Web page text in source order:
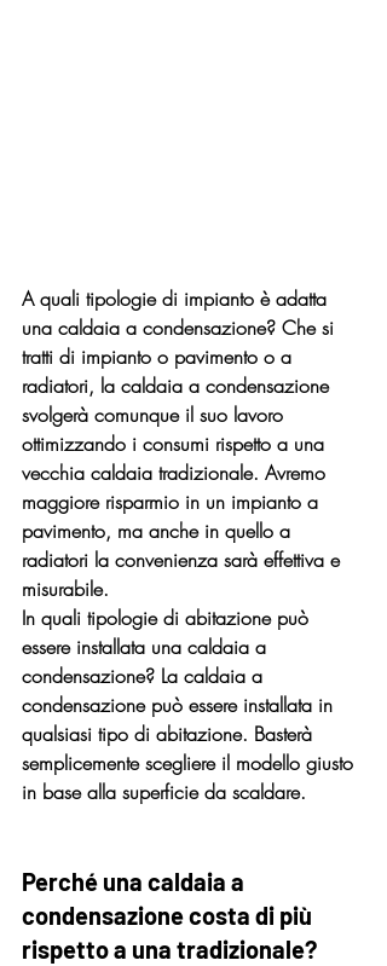
A quali tipologie di impianto è adatta
una caldaia a condensazione? Che si
tratti di impianto o pavimento o a
radiatori, la caldaia a condensazione
svolgerà comunque il suo lavoro
ottimizzando i consumi rispetto a una
vecchia caldaia tradizionale. Avremo
maggiore risparmio in un impianto a
pavimento, ma anche in quello a
radiatori la convenienza sarà effettiva e
misurabile.
In quali tipologie di abitazione può
essere installata una caldaia a
condensazione? La caldaia a
condensazione può essere installata in
qualsiasi tipo di abitazione. Basterà
semplicemente scegliere il modello giusto
in base alla superficie da scaldare.
Perché una caldaia a
condensazione costa di più
rispetto a una tradizionale?